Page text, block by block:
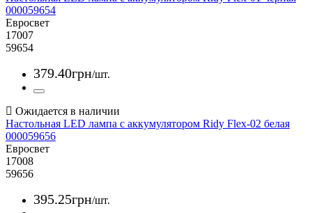
000059654
Евросвет
17007
59654
379.40грн/шт.
Настольная LED лампа с аккумулятором Ridy Flex-02 белая
000059656
Евросвет
17008
59656
395.25грн/шт.